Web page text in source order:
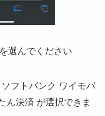
選んでください
フトバンク ワイモバ
ん決済 が選択できま